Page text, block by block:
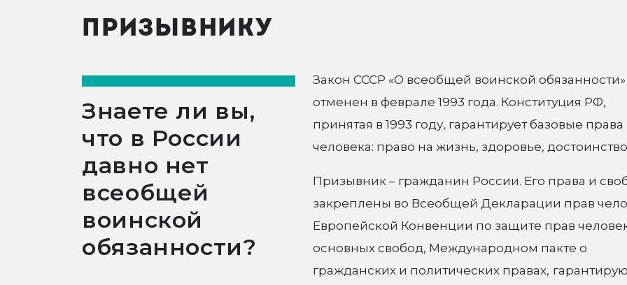
ПРИЗЫВНИКУ
Знаете ли вы,
что в России
давно нет
всеобщей
воинской
обязанности?
Закон СССР «О всеобщей воинской
отменен в феврале 1993 года. Конституция РФ,
принятая в 1993 году, гарантирует базовые права
человека: право на жизнь, здоровье,
Призывник – гражданин России. Его права и
закреплены во Всеобщей Декларации прав
Европейской Конвенции по защите прав
основных свобод, Международном пакте о
гражданских и политических правах,